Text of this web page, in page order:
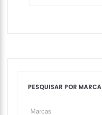
PESQUISAR POR MARCA